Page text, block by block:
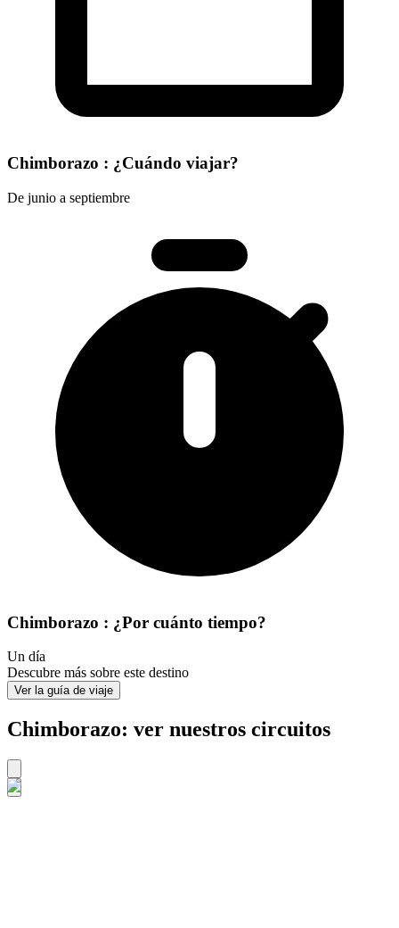
Chimborazo : ¿Cuándo viajar?
De junio a septiembre
Chimborazo : ¿Por cuánto tiempo?
Un día
Descubre más sobre este destino
Ver la guía de viaje
Chimborazo: ver nuestros circuitos